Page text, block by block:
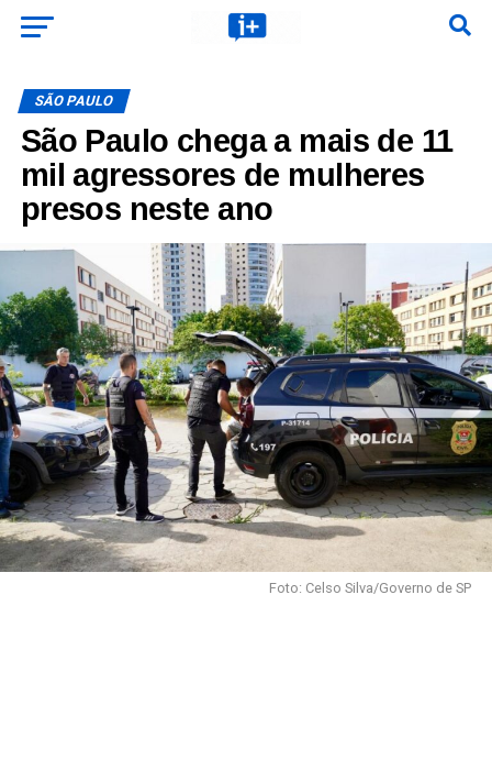
SÃO PAULO
São Paulo chega a mais de 11
mil agressores de mulheres
presos neste ano
Foto: Celso Silva/Governo de SP